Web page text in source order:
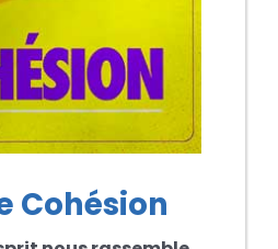
Cohésion